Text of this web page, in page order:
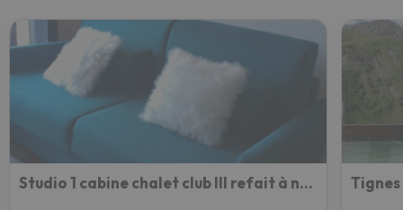
Studio 1 cabine chalet club III refait à neuf